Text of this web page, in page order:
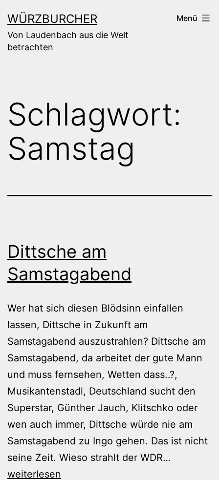
Inhalt
springen
WÜRZBURCHER
Von Laudenbach aus die Welt
betrachten
Menü
Schlagwort:
Samstag
Dittsche am
Samstagabend
Wer hat sich diesen Blödsinn einfallen
lassen, Dittsche in Zukunft am
Samstagabend auszustrahlen? Dittsche am
Samstagabend, da arbeitet der gute Mann
und muss fernsehen, Wetten dass..?,
Musikantenstadl, Deutschland sucht den
Superstar, Günther Jauch, Klitschko oder
wen auch immer, Dittsche würde nie am
Samstagabend zu Ingo gehen. Das ist nicht
seine Zeit. Wieso strahlt der WDR…
weiterlesen